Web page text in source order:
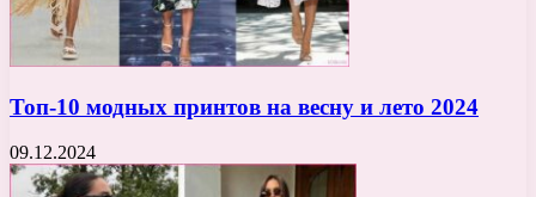
Топ-10 модных принтов на весну и лето 2024
09.12.2024